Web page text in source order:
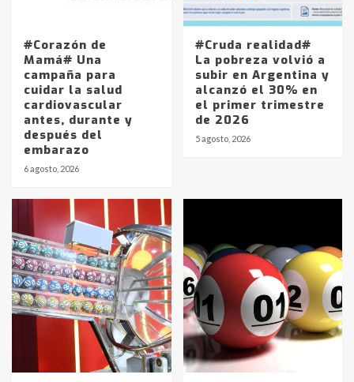
#Corazón de
Mamá# Una
campaña para
cuidar la salud
cardiovascular
antes, durante y
después del
embarazo
6 agosto, 2026
#Cruda realidad#
La pobreza volvió a
subir en Argentina y
alcanzó el 30% en
el primer trimestre
de 2026
5 agosto, 2026